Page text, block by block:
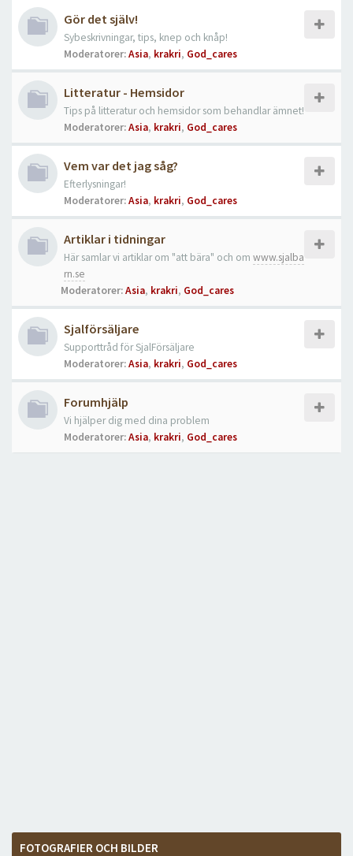
Gör det själv!
Sybeskrivningar, tips, knep och knåp!
Moderatorer:Asia, krakri, God_cares
Litteratur - Hemsidor
Tips på litteratur och hemsidor som behandlar ämnet!
Moderatorer:Asia, krakri, God_cares
Vem var det jag såg?
Efterlysningar!
Moderatorer:Asia, krakri, God_cares
Artiklar i tidningar
Här samlar vi artiklar om "att bära" och om www.sjalba
rn.se
Moderatorer:Asia, krakri, God_cares
Sjalförsäljare
Supporttråd för SjalFörsäljare
Moderatorer:Asia, krakri, God_cares
Forumhjälp
Vi hjälper dig med dina problem
Moderatorer:Asia, krakri, God_cares
FOTOGRAFIER OCH BILDER